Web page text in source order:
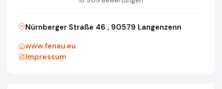
Nürnberger Straße 46 , 90579 Langenzenn
www.fenau.eu
Impressum